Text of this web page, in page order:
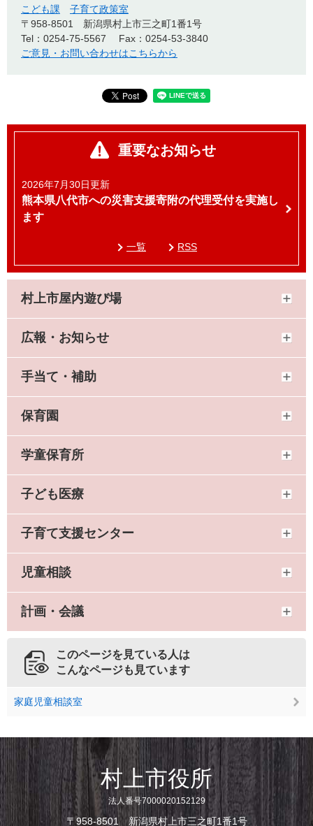
こども課
子育て政策室
〒958-8501
新潟県村上市三之町1番1号
Tel：0254-75-5567
Fax：0254-53-3840
ご意見・お問い合わせはこちらから
重要なお知らせ
2026年7月30日更新
熊本県八代市への災害支援寄附の代理受付を実施し
ます
一覧 RSS
村上市屋内遊び場
広報・お知らせ
手当て・補助
保育園
学童保育所
子ども医療
子育て支援センター
児童相談
計画・会議
このページを見ている人は
こんなページも見ています
家庭児童相談室
村上市役所
法人番号7000020152129
〒958-8501 新潟県村上市三之町1番1号